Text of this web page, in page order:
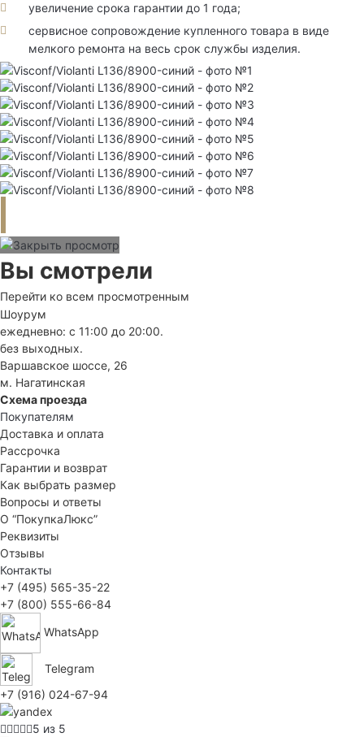
увеличение срока гарантии до 1 года;
сервисное сопровождение купленного товара в виде
мелкого ремонта на весь срок службы изделия.
Вы смотрели
Перейти ко всем просмотренным
Шоурум
ежедневно: с 11:00 до 20:00.
без выходных.
Варшавское шоссе, 26
м. Нагатинская
Схема проезда
Покупателям
Доставка и оплата
Рассрочка
Гарантии и возврат
Как выбрать размер
Вопросы и ответы
О “ПокупкаЛюкс”
Реквизиты
Отзывы
Контакты
+7 (495) 565-35-22
+7 (800) 555-66-84
WhatsApp
Telegram
+7 (916) 024-67-94
5 из 5